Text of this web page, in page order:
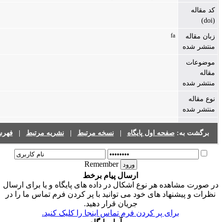
صفحه اول پایگاه|نسخه مرتبط |نشریه مرتبط |فهرست نشریات
Remember
ارسال پیام برخط
هر نوع اشکال در داده های پایگاه و یا برای ارسال
های خود می توانید با پر کردن فرم تماس ما را در
جریان قرار دهید.
پر کردن فرم تماس اینجا را کلیک کنید.